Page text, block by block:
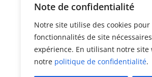
Note de confidentialité
Notre site utilise des cookies
fonctionnalités de site
expérience. En utilisant notre site
notre politique de confidentialité.